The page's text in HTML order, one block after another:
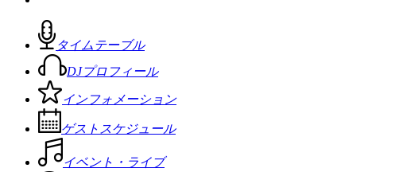
タイムテーブル
DJプロフィール
インフォメーション
ゲストスケジュール
イベント・ライブ